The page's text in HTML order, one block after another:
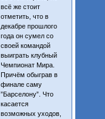
всё же стоит
отметить, что в
декабре прошлого
года он сумел со
своей командой
выиграть клубный
Чемпионат Мира.
Причём обыграв в
финале саму
”Барселону”. Что
касается
возможных уходов,